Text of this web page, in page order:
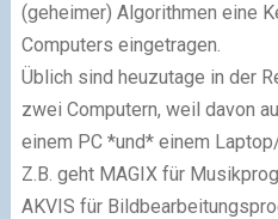
(geheimer) Algorithmen eine
Com­pu­ters eingetragen.
Üblich sind heuzutage in der
zwei Computern, weil davon
einem PC *und* einem
Z.B. geht MAGIX für
AKVIS für